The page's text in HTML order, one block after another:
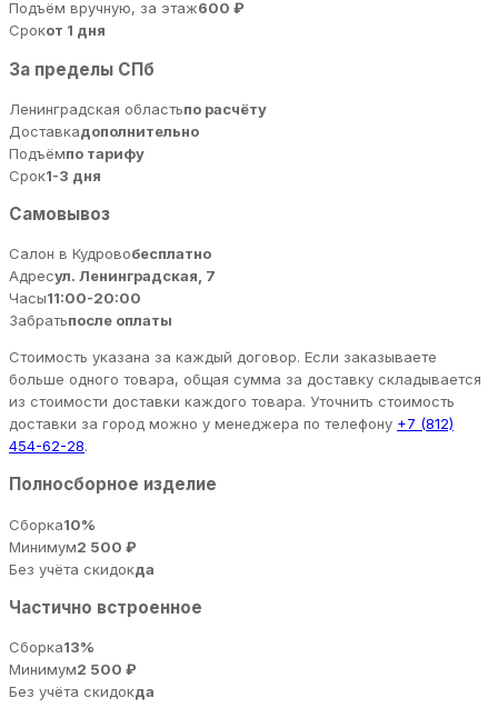
Подъём вручную, за этаж600 ₽
Срокот 1 дня
За пределы СПб
Ленинградская областьпо расчёту
Доставкадополнительно
Подъёмпо тарифу
Срок1-3 дня
Самовывоз
Салон в Кудровобесплатно
Адресул. Ленинградская, 7
Часы11:00-20:00
Забратьпосле оплаты
Стоимость указана за каждый договор. Если заказываете
больше одного товара, общая сумма за доставку складывается
из стоимости доставки каждого товара. Уточнить стоимость
доставки за город можно у менеджера по телефону +7 (812)
454-62-28.
Полносборное изделие
Сборка10%
Минимум2 500 ₽
Без учёта скидокда
Частично встроенное
Сборка13%
Минимум2 500 ₽
Без учёта скидокда